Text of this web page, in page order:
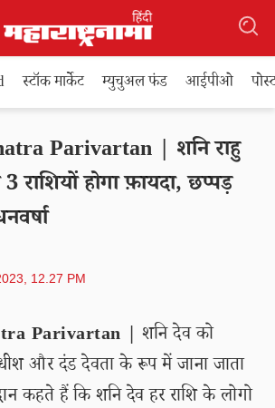
स्टॉक मार्केट म्युचुअल फंड आईपीओ
Parivartan | शनि राहु
होगा फ़ायदा, छप्पड़
12.27 PM
Parivartan | शनि देव को
और दंड देवता के रूप में जाना जाता
कहते हैं कि शनि देव हर राशि के लोगो